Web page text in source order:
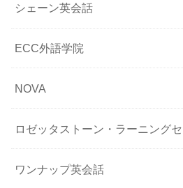
シェーン英会話
ECC外語学院
NOVA
ロゼッタストーン・ラーニング
ワンナップ英会話